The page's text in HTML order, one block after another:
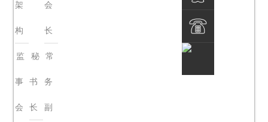
架
构
会
长
监
事
会
秘
书
长
常
务
副
QQ客服